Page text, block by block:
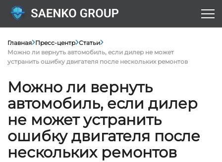
Главная Пресс-центр Статьи
Можно ли вернуть автомобиль, если дилер не может
устранить ошибку двигателя после нескольких ремонтов
Можно ли вернуть
автомобиль, если дилер
не может устранить
ошибку двигателя после
нескольких ремонтов